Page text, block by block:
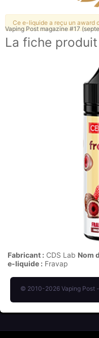
Ce e-liquide a reçu un award
Vaping Post magazine #17
La fiche produit
Fabricant : CDS Lab Nom
e-liquide : Fravap
© 2010-2026 Vaping Post -